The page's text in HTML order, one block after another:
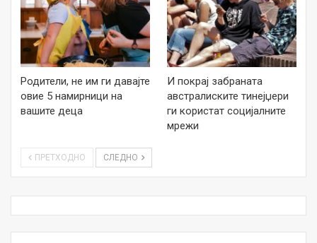
Родители, не им ги давајте
овие 5 намирници на
вашите деца
И покрај забраната
австралиските тинејџери
ги користат социјалните
мрежи
ПРЕТХОДНО СЛЕДНО